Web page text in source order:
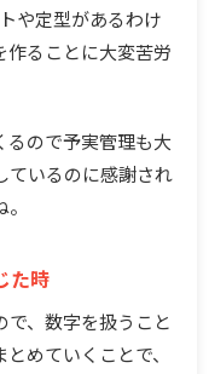
や定型があるわけ
作ることに大変苦労
るので予実管理も大
ているのに感謝され
た時
、数字を扱うこと
めていくことで、